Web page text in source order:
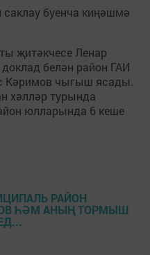
буенча киңәшмә
җитәкчесе Ленар
белән район ГАИ
Кәримов чыгыш ясады.
хәлләр турында
юлларында 6 кеше
РАЙОН
ҺӘМ АНЫҢ ТОРМЫШ